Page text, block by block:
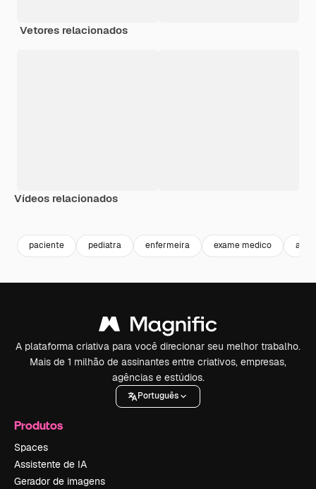
Vetores relacionados
Vídeos relacionados
paciente pediatra enfermeira exame medico
A plataforma criativa para você direcionar seu melhor trabalho.
Mais de 1 milhão de assinantes entre criativos, empresas,
agências e estúdios.
Português
Produtos
Spaces
Assistente de IA
Gerador de imagens